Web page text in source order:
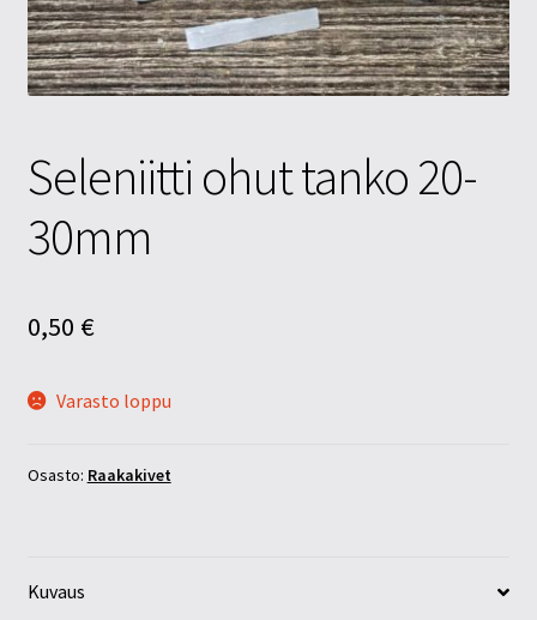
Tietosuojaseloste
Tuotteet
Seleniitti ohut tanko 20-
30mm
0,50 €
Varasto loppu
Osasto: Raakakivet
Kuvaus